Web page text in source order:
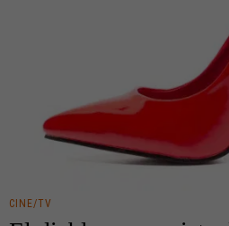
CINE/TV